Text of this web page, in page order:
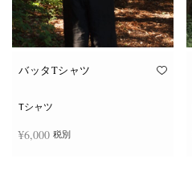
ま
バッタTシャツ
Tシャツ
¥6,000 税別